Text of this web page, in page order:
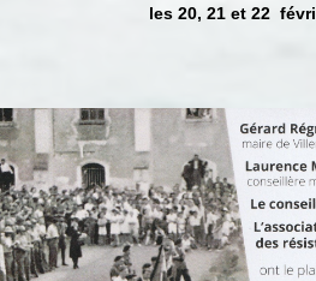
les 20, 21 et 22